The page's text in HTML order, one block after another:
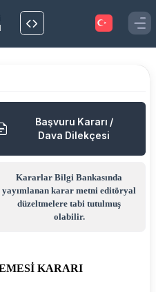
Başvuru Kararı /
Dava Dilekçesi
Kararlar Bilgi Bankasında
yayımlanan karar metni editöryal
düzeltmelere tabi tutulmuş
olabilir.